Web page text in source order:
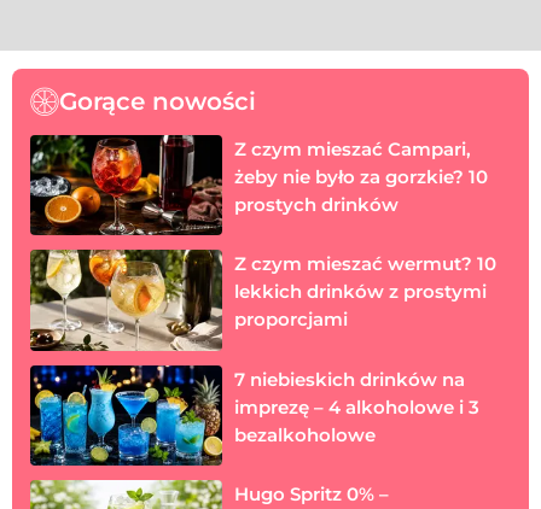
Gorące nowości
Z czym mieszać Campari,
żeby nie było za gorzkie? 10
prostych drinków
Z czym mieszać wermut? 10
lekkich drinków z prostymi
proporcjami
7 niebieskich drinków na
imprezę – 4 alkoholowe i 3
bezalkoholowe
Hugo Spritz 0% –